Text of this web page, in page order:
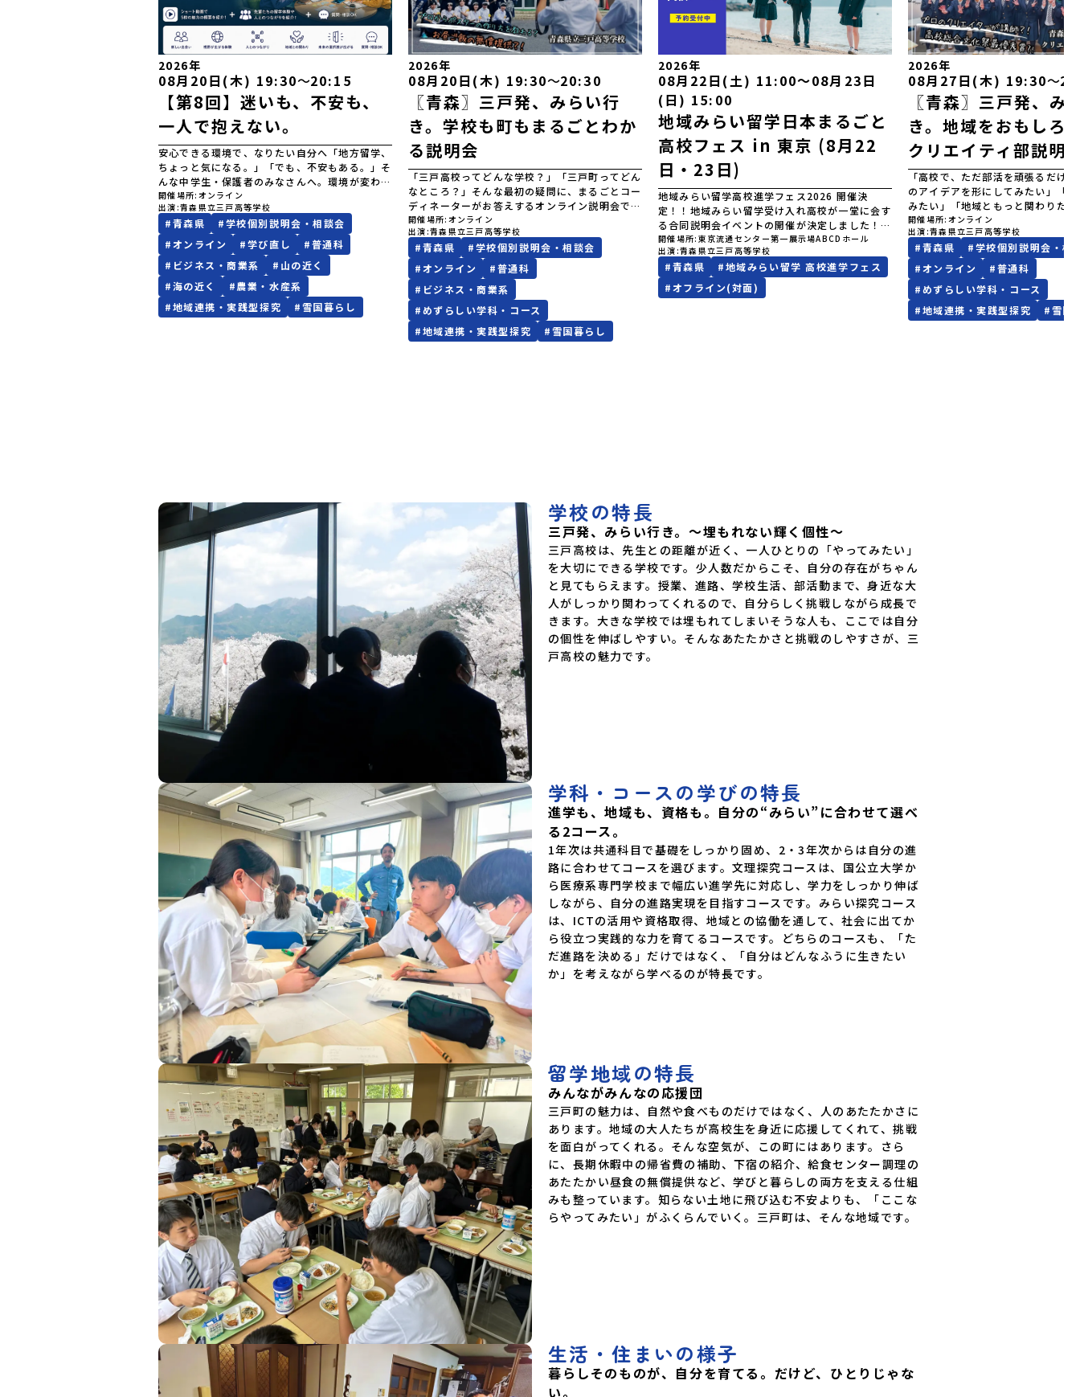
2026年
08月20日(木) 19:30〜20:15
【第8回】迷いも、不安も、
一人で抱えない。
安心できる環境で、なりたい自分へ「地方留学、
ちょっと気になる。」「でも、不安もある。」そ
んな中学生・保護者のみなさんへ。環境が変わる
ことは、楽しみでもあり、不安でもあります。だ
からこそ、安心して挑戦できる環境が大切。今回
の説明会では、ショート動画も交えながら、あお
もり留学5校のサポート体制や生活環境をご紹介
します。さらに、留学生OBや関係者も参加予
定。「最初はどんな気持ちだった？」「不安はど
う変わった？」「困った時、どう支えてもらえ
た？」など、リアルな体験談も聞くことができま
す。こんなことがわかります・安心できるサポー
開催場所 オンライン
出演 青森県立三戸高等学校
#青森県 #学校個別説明会・相談会
#オンライン #学び直し #普通科
# ビジネス・商業系 # 山の近く
#海の近く #農業・水産系
#地域連携・実践型探究 #雪国暮らし
2026年
08月20日(木) 19:30〜20:30
〖青森〗三戸発、みらい行
き。学校も町もまるごとわか
る説明会
「三戸高校ってどんな学校？」「三戸町ってどん
なところ？」そんな最初の疑問に、まるごとコー
ディネーターがお答えするオンライン説明会で
す。少人数だからこそできる、一人ひとりを大切
にした学び。地域の人と関わりながら、自分のや
りたいことに挑戦していける環境。そして、学校
のことだけでなく、町の雰囲気や人のあたたかさ
まで伝わるのが三戸高校の魅力です。はじめて地
域みらい留学を知った方にもわかりやすく、学校
の特色、学び、暮らし、地域との関わり方をまと
めてご紹介します。「まずは全体を知りたい」と
いう中学生・保護者の方におすすめです。※各回
開催場所 オンライン
出演 青森県立三戸高等学校
#青森県 #学校個別説明会・相談会
#オンライン #普通科
# ビジネス・商業系
#めずらしい学科・コース
#地域連携・実践型探究 #雪国暮らし
2026年
08月22日(土) 11:00〜08月23日
(日) 15:00
地域みらい留学日本まるごと
高校フェス in 東京 (8月22
日・23日)
地域みらい留学高校進学フェス2026 開催決
定！！地域みらい留学受け入れ高校が一堂に会す
る合同説明会イベントの開催が決定しました！オ
ンライン・オフラインで複数日程で開催いたしま
すので、奮ってご参加ください。皆様にお会いで
きますことを楽しみにしております。ページ下の
「申し込む」ボタンより事前予約をお願いいたし
ます。\ 地域みらい留学高校進学フェス in 東京
西和賀高等学校岩手県立大槌高等学校岩手県立岩
泉高等学校岩手県立種市高等学校宮城県中新田高
等学校秋田県立男鹿海洋高等学校秋田県立矢島高
等学校秋田県立角館高等学校秋田県立鹿角高等学
校山形県立谷地高等学校山形県立長井工業高等学
校山形県立新庄神室産業高等学校金山校山形県立
高畠高等学校山形県立小国高等学校福島県立川俣
高等学校福島県立只見高等学校福島県立猪苗代高
等学校福島県立川口高等学校 関東 茨城県立大
根県立横田高等学校島根県立島根中央高等学校島
根県立矢上高等学校島根県立隠岐島前高等学校岡
山県立勝山高等学校 蒜山校地広島県立加計高等
南宇和高等学校愛媛県立宇和島南高等学校(宇和
島水産・宇南中等)愛媛県立野村高等学校愛媛県
立弓削高等学校愛媛県立上浮穴高等学校愛媛県立
今治工業高等学校高知県立嶺北高等学校高知県立
四万十高等学校高知県立中村高等学校西土佐分校
高知県立高知農業高等学校 九州 佐賀県立有田
工業高等学校熊本県立小国高等学校熊本県立矢部
高等学校佐賀県立牛津高等学校鹿児島県立沖永良
部高等学校鹿児島県立志布志高等学校宮崎県立飯
野高等学校宮崎県立高千穂高等学校鹿児島県立古
開催場所 東京流通センター第一展示場ABCDホール
出演 青森県立三戸高等学校
#青森県 #地域みらい留学 高校進学フェス
#オフライン(対面)
2026年
08月27日(木) 19:30〜
〖青森〗三戸発、み
き。地域をおもしろ
クリエイティ部説明
「高校で、ただ部活を頑張るだけ
のアイデアを形にしてみたい」「
みたい」「地域ともっと関わりた
ぜひ知ってほしいのが、三戸高校
部です。クリエイティ部は、ポス
域PR、イベント企画などを通して
や課題を“創造力”で形にしていく
のクリエイターからも学びながら
はの視点で地域と関わり、自分た
の成果物として世の中に出してい
魅力です。「絵がうまくないと入
https://sites.google.com/
開催場所 オンライン
出演 青森県立三戸高等学校
#青森県 #学校個別説明会・相
#オンライン #普通科
#めずらしい学科・コース
#地域連携・実践型探究 #雪国
学校の特長
三戸発、みらい行き。～埋もれない輝く個性～
三戸高校は、先生との距離が近く、一人ひとりの「やってみたい」
を大切にできる学校です。少人数だからこそ、自分の存在がちゃん
と見てもらえます。授業、進路、学校生活、部活動まで、身近な大
人がしっかり関わってくれるので、自分らしく挑戦しながら成長で
きます。大きな学校では埋もれてしまいそうな人も、ここでは自分
の個性を伸ばしやすい。そんなあたたかさと挑戦のしやすさが、三
戸高校の魅力です。
学科・コースの学びの特長
進学も、地域も、資格も。自分の“みらい”に合わせて選べ
る2コース。
1年次は共通科目で基礎をしっかり固め、2・3年次からは自分の進
路に合わせてコースを選びます。文理探究コースは、国公立大学か
ら医療系専門学校まで幅広い進学先に対応し、学力をしっかり伸ば
しながら、自分の進路実現を目指すコースです。みらい探究コース
は、ICTの活用や資格取得、地域との協働を通して、社会に出てか
ら役立つ実践的な力を育てるコースです。どちらのコースも、「た
だ進路を決める」だけではなく、「自分はどんなふうに生きたい
か」を考えながら学べるのが特長です。
留学地域の特長
みんながみんなの応援団
三戸町の魅力は、自然や食べものだけではなく、人のあたたかさに
あります。地域の大人たちが高校生を身近に応援してくれて、挑戦
を面白がってくれる。そんな空気が、この町にはあります。さら
に、長期休暇中の帰省費の補助、下宿の紹介、給食センター調理の
あたたかい昼食の無償提供など、学びと暮らしの両方を支える仕組
みも整っています。知らない土地に飛び込む不安よりも、「ここな
らやってみたい」がふくらんでいく。三戸町は、そんな地域です。
生活・住まいの様子
暮らしそのものが、自分を育てる。だけど、ひとりじゃな
い。